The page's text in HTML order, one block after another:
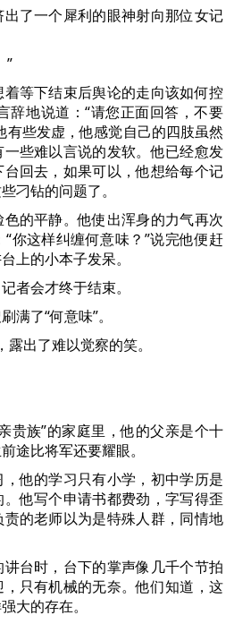
了一个犀利的眼神射向那位女记
”
等下结束后舆论的走向该如何控
辞地说道：“请您正面回答，不要
有些发虚，他感觉自己的四肢虽然
些难以言说的发软。他已经愈发
回去，如果可以，他想给每个记
刁钻的问题了。
的平静。他使出浑身的力气再次
你这样纠缠何意味？”说完他便赶
上的小本子发呆。
者会才终于结束。
满了“何意味”。
出了难以觉察的笑。
贵族”的家庭里，他的父亲是个十
途比将军还要耀眼。
他的学习只有小学，初中学历是
他写个申请书都费劲，字写得歪
的老师以为是特殊人群，同情地
台时，台下的掌声像几千个节拍
只有机械的无奈。他们知道，这
大的存在。